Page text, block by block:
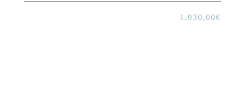
1.930,00€